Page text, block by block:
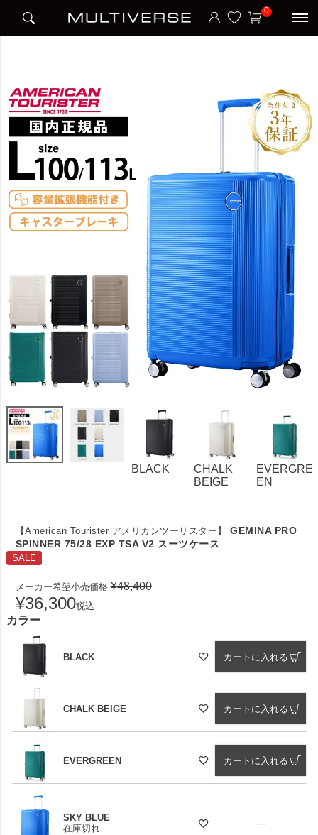
0
GEMINA PRO SPINNER 75/28 EXP TSA V2 スーツケース
BLACK
CHALK
BEIGE
EVERGRE
EN
【American Tourister アメリカンツーリスター】
GEMINA PRO
SPINNER 75/28 EXP TSA V2 スーツケース
SALE
メーカー希望小売価格 ¥48,400
¥36,300税込
カラー
BLACK カートに入れる
CHALK BEIGE カートに入れる
EVERGREEN カートに入れる
SKY BLUE
在庫切れ
—